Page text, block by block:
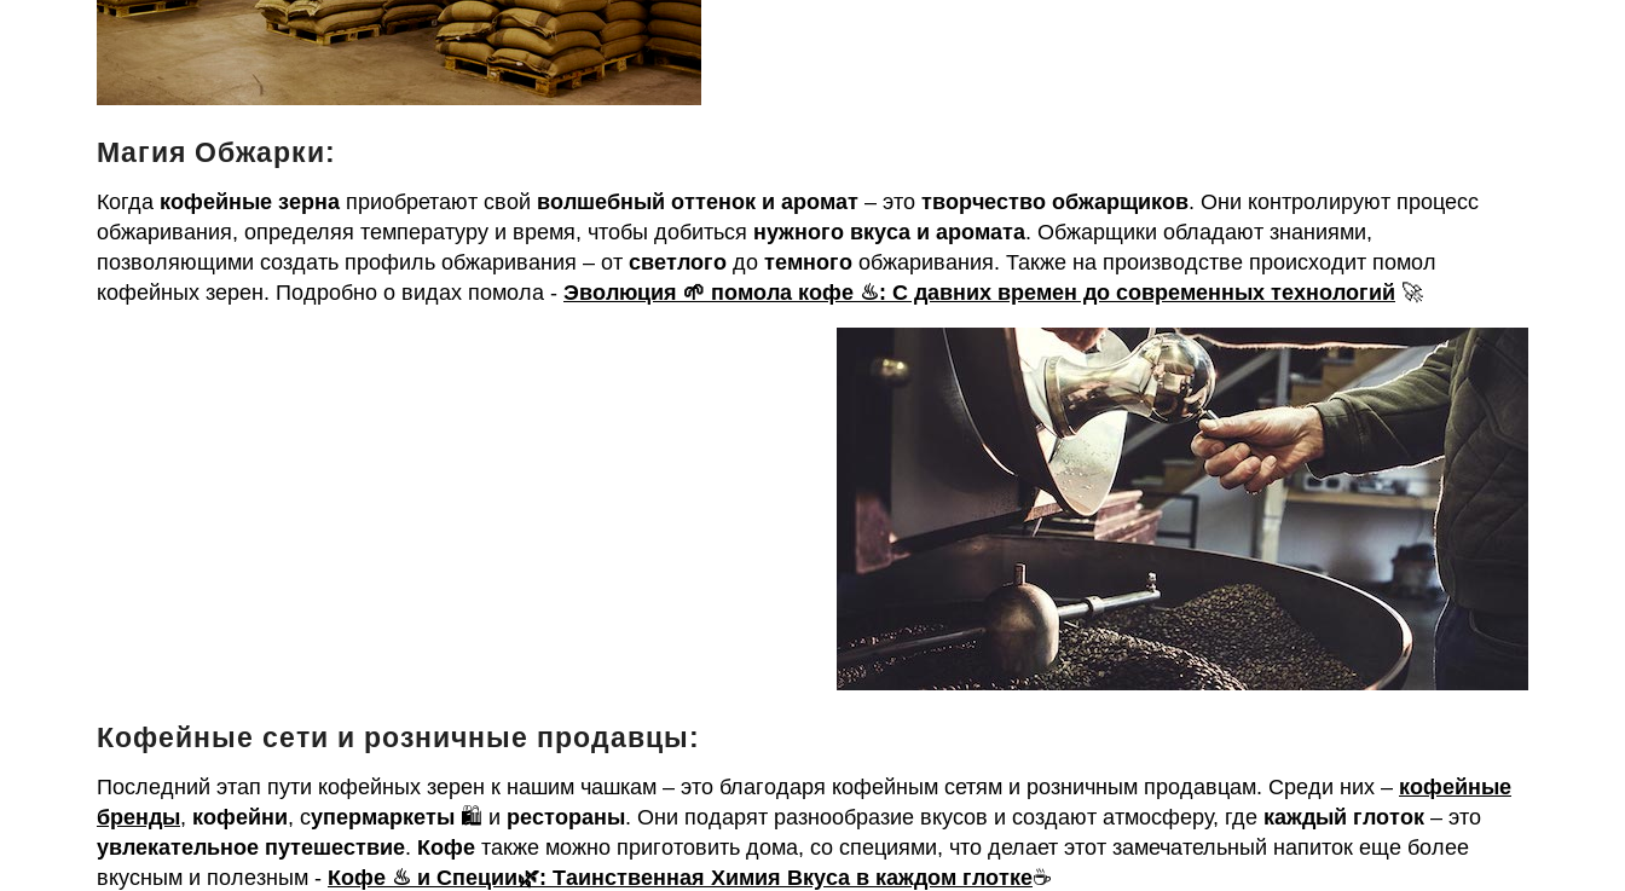
Магия Обжарки:
Когда кофейные зерна приобретают свой волшебный оттенок и аромат – это творчество обжарщиков. Они контролируют процесс
обжаривания, определяя температуру и время, чтобы добиться нужного вкуса и аромата. Обжарщики обладают знаниями,
позволяющими создать профиль обжаривания – от светлого до темного обжаривания. Также на производстве происходит помол
кофейных зерен. Подробно о видах помола - Эволюция 🌱 помола кофе ♨: С давних времен до современных технологий 🚀
Кофейные сети и розничные продавцы:
Последний этап пути кофейных зерен к нашим чашкам – это благодаря кофейным сетям и розничным продавцам. Среди них – кофейные
бренды, кофейни, супермаркеты 🛍 и рестораны. Они подарят разнообразие вкусов и создают атмосферу, где каждый глоток – это
увлекательное путешествие. Кофе также можно приготовить дома, со специями, что делает этот замечательный напиток еще более
вкусным и полезным - Кофе ♨ и Специи🌿: Таинственная Химия Вкуса в каждом глотке☕️